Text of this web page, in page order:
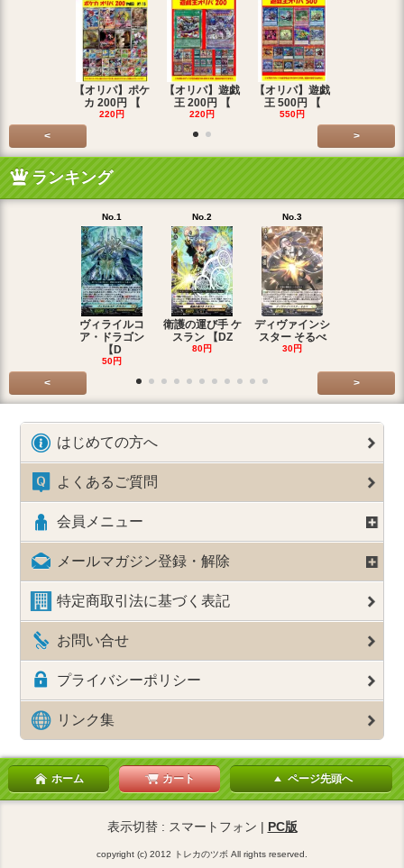
【オリパ】ポケ
カ 200円 【
220円
【オリパ】遊戯
王 200円 【
220円
【オリパ】遊戯
王 500円 【
550円
< >
ランキング
No.1
ヴィライルコ
ア・ドラゴン
【D
50円
No.2
衛護の運び手 ケ
スラン 【DZ
80円
No.3
ディヴァインシ
スター そるべ
30円
< >
はじめての方へ
よくあるご質問
会員メニュー
メールマガジン登録・解除
特定商取引法に基づく表記
お問い合せ
プライバシーポリシー
リンク集
ホーム カート ページ先頭へ
表示切替 : スマートフォン | PC版
copyright (c) 2012 トレカのツボ All rights reserved.